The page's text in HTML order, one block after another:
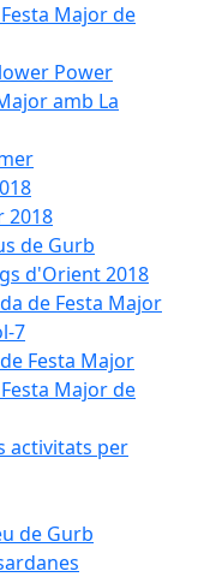
Major de
Power
amb La
2018
de Gurb
d'Orient 2018
de Festa Major
7
Festa Major
Major de
activitats per
de Gurb